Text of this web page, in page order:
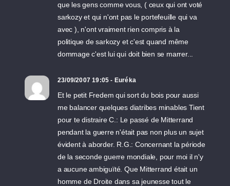
que les gens comme vous, ( ceux qui ont voté
sarkozy et qui n'ont pas le portefeuille qui va
avec ), n'ont vraiment rien compris à la
politique de sarkozy et c'est quand même
dommage c'est lui qui doit bien se marrer...
23/09/2007 19:05 - Euréka
Et le petit Fredem qui sort du bois pour aussi
me balancer quelques diatribes minables Tient
pour te distraire C.: Le passé de Mitterrand
pendant la guerre n'était pas non plus un sujet
évident à aborder. R.G.: Concernant la période
de la seconde guerre mondiale, pour moi il n'y
a aucune ambiguïté. Que Mitterrand était un
homme de Droite dans sa jeunesse tout le